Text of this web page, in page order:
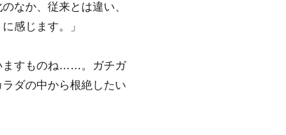
なか、従来とは違い、
感じます。」
ますものね……。ガチガ
ダの中から根絶したい